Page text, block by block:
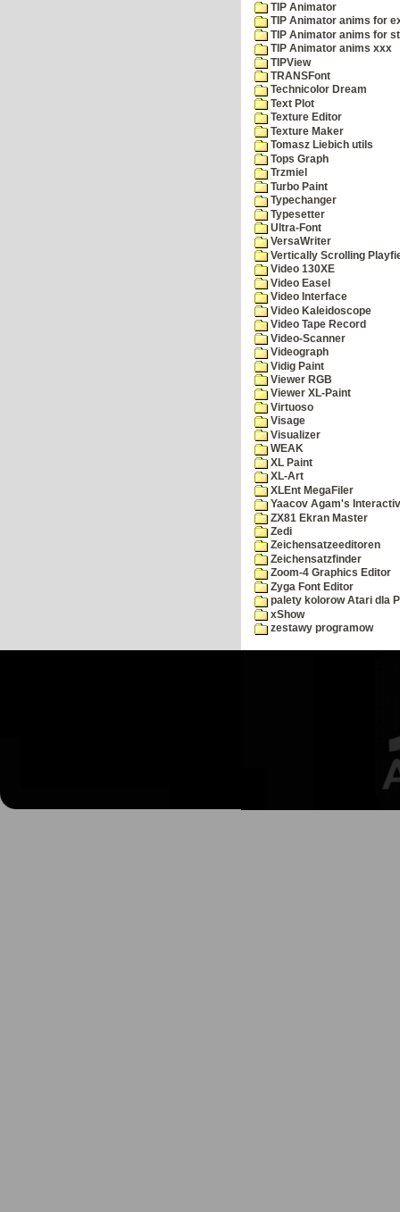
TIP Animator
TIP Animator anims for
TIP Animator anims for
TIP Animator anims xxx
TIPView
TRANSFont
Technicolor Dream
Text Plot
Texture Editor
Texture Maker
Tomasz Liebich utils
Tops Graph
Trzmiel
Turbo Paint
Typechanger
Typesetter
Ultra-Font
VersaWriter
Vertically Scrolling
Video 130XE
Video Easel
Video Interface
Video Kaleidoscope
Video Tape Record
Video-Scanner
Videograph
Vidig Paint
Viewer RGB
Viewer XL-Paint
Virtuoso
Visage
Visualizer
WEAK
XL Paint
XL-Art
XLEnt MegaFiler
Yaacov Agam's
ZX81 Ekran Master
Zedi
Zeichensatzeeditoren
Zeichensatzfinder
Zoom-4 Graphics Editor
Zyga Font Editor
palety kolorow Atari dla
xShow
zestawy programow